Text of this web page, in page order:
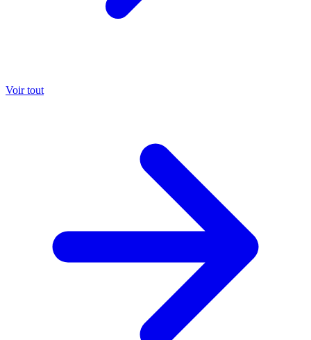
Voir tout